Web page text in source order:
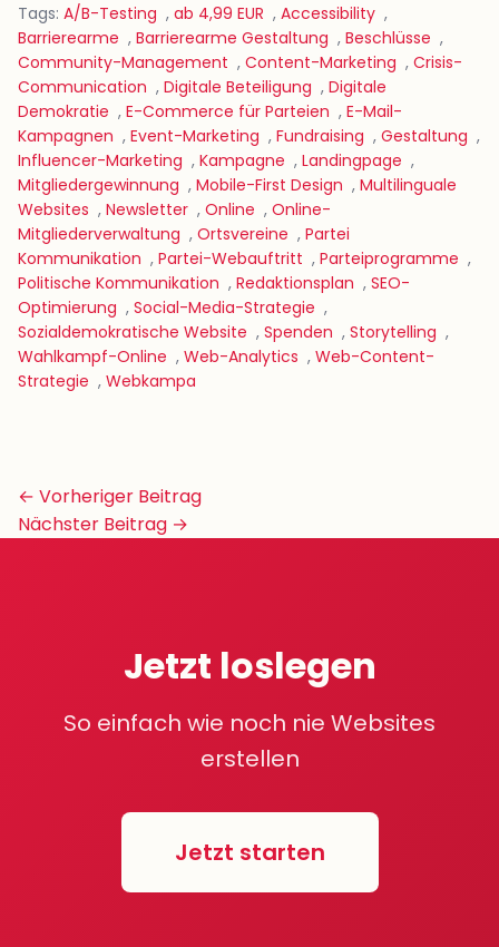
Tags: A/B-Testing , ab 4,99 EUR , Accessibility ,
Barrierearme , Barrierearme Gestaltung , Beschlüsse ,
Community-Management , Content-Marketing , Crisis-
Communication , Digitale Beteiligung , Digitale
Demokratie , E-Commerce für Parteien , E-Mail-
Kampagnen , Event-Marketing , Fundraising , Gestaltung ,
Influencer-Marketing , Kampagne , Landingpage ,
Mitgliedergewinnung , Mobile-First Design , Multilinguale
Websites , Newsletter , Online , Online-
Mitgliederverwaltung , Ortsvereine , Partei
Kommunikation , Partei-Webauftritt , Parteiprogramme ,
Politische Kommunikation , Redaktionsplan , SEO-
Optimierung , Social-Media-Strategie ,
Sozialdemokratische Website , Spenden , Storytelling ,
Wahlkampf-Online , Web-Analytics , Web-Content-
Strategie , Webkampa
Beitrags-
Navigation
← Vorheriger Beitrag
Nächster Beitrag →
Jetzt loslegen
So einfach wie noch nie Websites
erstellen
Jetzt starten